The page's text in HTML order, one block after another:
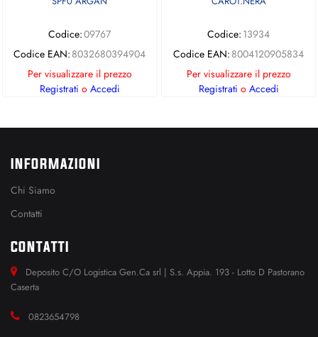
Codice:09767
Codice EAN: 8032680394904
Per visualizzare il prezzo
Registrati o Accedi
Codice: 13934
Codice EAN: 8004120905834
Per visualizzare il prezzo
Registrati o Accedi
INFORMAZIONI
Chi Siamo
Contatti
CONTATTI
Deposito C/O Logistica Gen.Ca srl | S.s. Appia. 193 - Lotto D Pastorano
Caserta
0823654798